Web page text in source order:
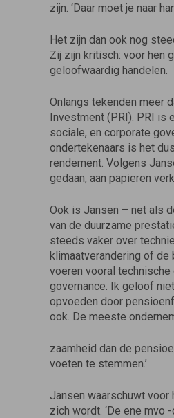
zijn. ‘Daar moet je naar
Het zijn dan ook nog
Zij zijn kritisch: voor hen
geloofwaardig handelen.
Onlangs tekenden meer
Investment (PRI). PRI is
sociale, en corporate
ondertekenaars is het
rendement. Volgens
gedaan, aan papieren
Ook is Jansen – net als
van de duurzame
steeds vaker over
klimaatverandering of
voeren vooral
governance. Ik geloof
opvoeden door
ook. De meeste
zaamheid dan de
voeten te stemmen.’
Jansen waarschuwt
zich wordt. ‘De ene mvo